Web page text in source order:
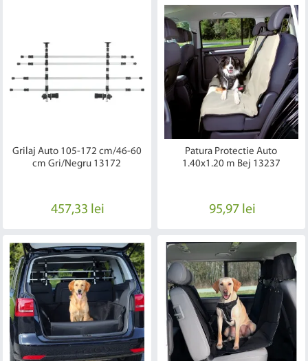
Grilaj Auto 105-172 cm/46-60
cm Gri/Negru 13172
457,33 lei
Patura Protectie Auto
1.40x1.20 m Bej 13237
95,97 lei